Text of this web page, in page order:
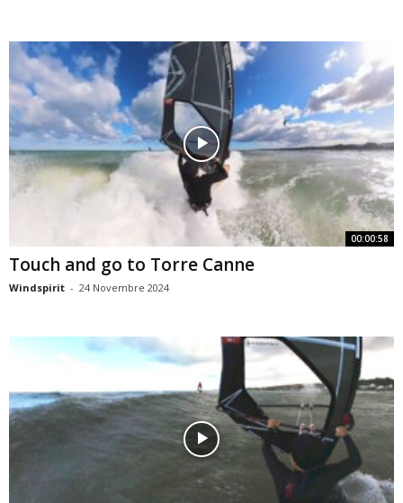
00:00:58
Touch and go to Torre Canne
Windspirit - 24 Novembre 2024